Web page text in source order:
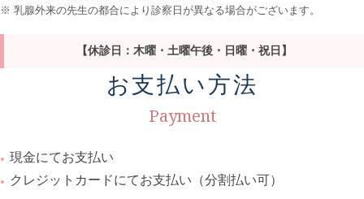
※ 乳腺外来の先生の都合により診察日が異なる場合がございます。
【休診日：木曜・土曜午後・日曜・祝日】
お支払い方法
Payment
現金にてお支払い
クレジットカードにてお支払い（分割払い可）